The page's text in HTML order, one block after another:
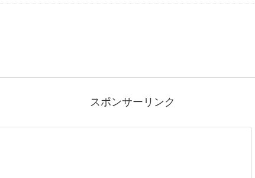
スポンサーリンク